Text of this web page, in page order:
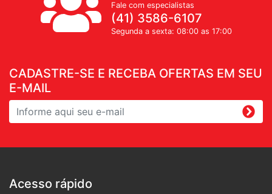
CADASTRE-SE E RECEBA OFERTAS EM SEU
E-MAIL
Fale com especialistas
(41) 3586-6107
Segunda a sexta: 08:00 as 17:00
Acesso rápido